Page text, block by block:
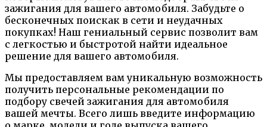
зажигания для вашего автомобиля. Забудьте о
бесконечных поискак в сети и неудачных
покупках! Наш гениальный сервис позволит вам
с легкостью и быстротой найти идеальное
решение для вашего автомобиля.
Мы предоставляем вам уникальную возможность
получить персональные рекомендации по
подбору свечей зажигания для автомобиля
вашей мечты. Всего лишь введите информацию